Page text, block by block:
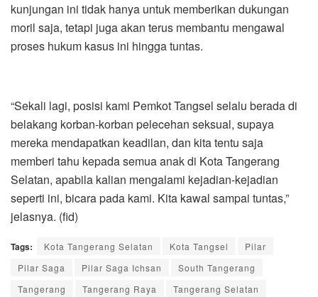
kunjungan ini tidak hanya untuk memberikan dukungan
moril saja, tetapi juga akan terus membantu mengawal
proses hukum kasus ini hingga tuntas.
“Sekali lagi, posisi kami Pemkot Tangsel selalu berada di
belakang korban-korban pelecehan seksual, supaya
mereka mendapatkan keadilan, dan kita tentu saja
memberi tahu kepada semua anak di Kota Tangerang
Selatan, apabila kalian mengalami kejadian-kejadian
seperti ini, bicara pada kami. Kita kawal sampai tuntas,”
jelasnya. (fid)
Tags: Kota Tangerang Selatan Kota Tangsel
Pilar
Pilar Saga
Pilar Saga Ichsan
South Tangerang
Tangerang
Tangerang Raya
Tangerang Selatan